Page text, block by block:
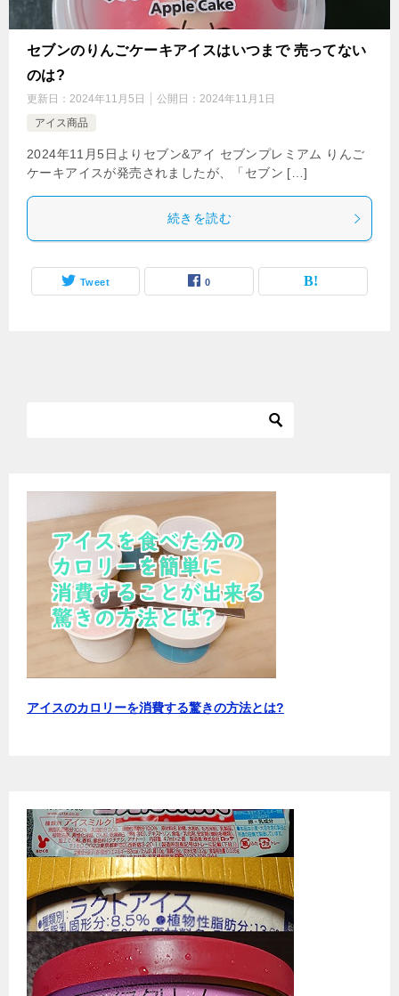
セブンのりんごケーキアイスはいつまで 売ってない
のは?
更新日： 2024年11月5日 公開日： 2024年11月1日
アイス商品
2024年11月5日よりセブン&アイ セブンプレミアム りんご
ケーキアイスが発売されましたが、「セブン […]
続きを読む
Tweet 0
アイスのカロリーを消費する驚きの方法とは?